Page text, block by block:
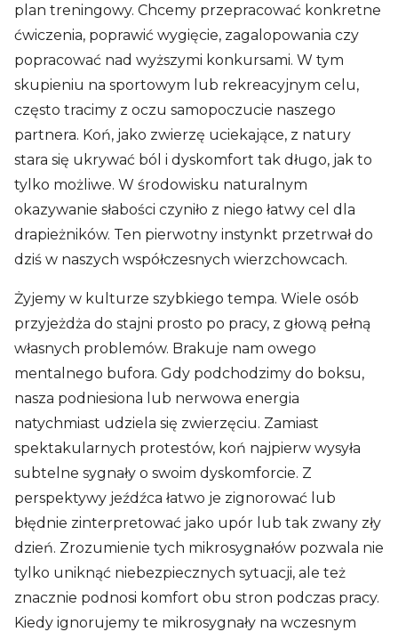
plan treningowy. Chcemy przepracować konkretne
ćwiczenia, poprawić wygięcie, zagalopowania czy
popracować nad wyższymi konkursami. W tym
skupieniu na sportowym lub rekreacyjnym celu,
często tracimy z oczu samopoczucie naszego
partnera. Koń, jako zwierzę uciekające, z natury
stara się ukrywać ból i dyskomfort tak długo, jak to
tylko możliwe. W środowisku naturalnym
okazywanie słabości czyniło z niego łatwy cel dla
drapieżników. Ten pierwotny instynkt przetrwał do
dziś w naszych współczesnych wierzchowcach.
Żyjemy w kulturze szybkiego tempa. Wiele osób
przyjeżdża do stajni prosto po pracy, z głową pełną
własnych problemów. Brakuje nam owego
mentalnego bufora. Gdy podchodzimy do boksu,
nasza podniesiona lub nerwowa energia
natychmiast udziela się zwierzęciu. Zamiast
spektakularnych protestów, koń najpierw wysyła
subtelne sygnały o swoim dyskomforcie. Z
perspektywy jeźdźca łatwo je zignorować lub
błędnie zinterpretować jako upór lub tak zwany zły
dzień. Zrozumienie tych mikrosygnałów pozwala nie
tylko uniknąć niebezpiecznych sytuacji, ale też
znacznie podnosi komfort obu stron podczas pracy.
Kiedy ignorujemy te mikrosygnały na wczesnym